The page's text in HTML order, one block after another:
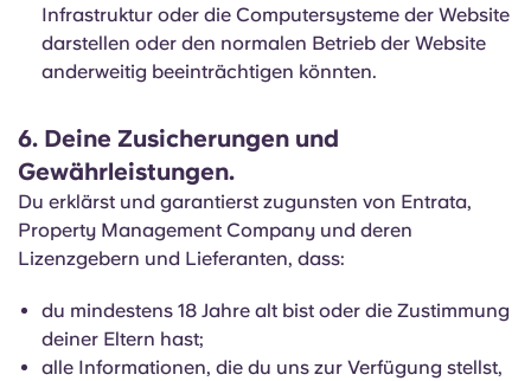
Infrastruktur oder die Computersysteme der Website
darstellen oder den normalen Betrieb der Website
anderweitig beeinträchtigen könnten.
6. Deine Zusicherungen und
Gewährleistungen.
Du erklärst und garantierst zugunsten von Entrata,
Property Management Company und deren
Lizenzgebern und Lieferanten, dass:
du mindestens 18 Jahre alt bist oder die Zustimmung
deiner Eltern hast;
alle Informationen, die du uns zur Verfügung stellst,